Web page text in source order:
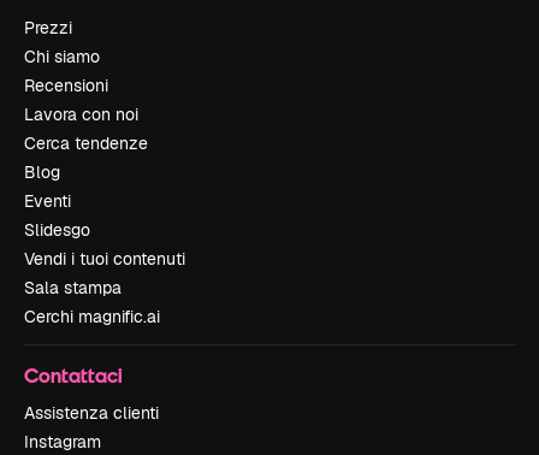
Prezzi
Chi siamo
Recensioni
Lavora con noi
Cerca tendenze
Blog
Eventi
Slidesgo
Vendi i tuoi contenuti
Sala stampa
Cerchi magnific.ai
Contattaci
Assistenza clienti
Instagram